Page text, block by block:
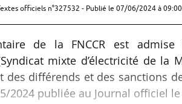
officiels n°327532 - Publié le 07/06/2024 à 09:00
de la FNCCR est admise
mixte d’électricité de la
des différends et des sanctions
2024 publiée au Journal officiel